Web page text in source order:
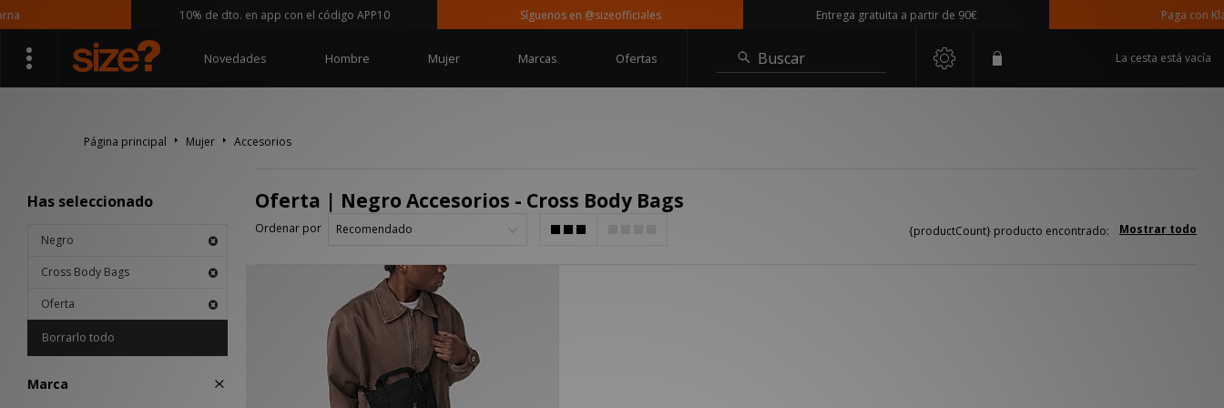
10% de dto. en app con el código APP10 Síguenos en @sizeofficiales Entrega gratuita a partir de 90€ Paga con Klarna
Novedades Hombre Mujer Marcas Ofertas Buscar La cesta está vacía
Página principal Mujer Accesorios
Has seleccionado
Negro
Cross Body Bags
Oferta
Borrarlo todo
Marca
Oferta | Negro Accesorios - Cross Body Bags
Ordenar por Mostrar todo
{productCount} producto encontrado: